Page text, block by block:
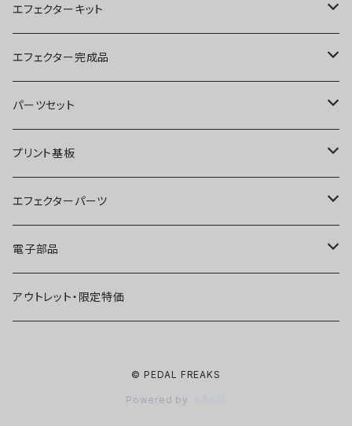
エフェクターキット
ブースター
オーバードライブ
ディストーション
ファズ
プリアンプ
空間系
エフェクター完成品
ブースター
オーバードライブ
ディストーション
ファズ
空間系
パーツセット
ブースター
オーバードライブ
ディストーション
ファズ
プリント基板
オーバードライブ
ディストーション
ファズ
エフェクターパーツ
スイッチ
ジャック
電子部品
IC
アウトレット・限定特価
© PEDAL FREAKS
Powered by